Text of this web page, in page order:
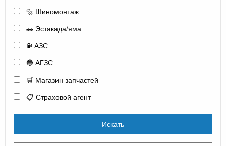
🔩 Шиномонтаж
🚗 Эстакада/яма
⛽ АЗС
🔵 АГЗС
🛒 Магазин запчастей
📋 Страховой агент
Искать